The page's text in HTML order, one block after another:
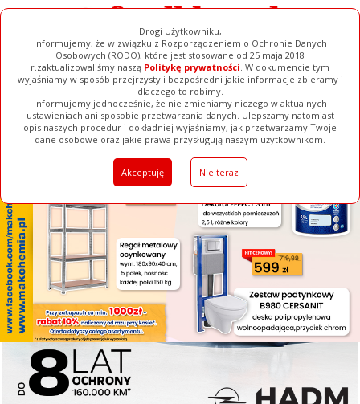
Drogi Użytkowniku,
Informujemy, że w związku z Rozporządzeniem o Ochronie Danych
Osobowych (RODO), które jest stosowane od 25 maja 2018
r.zaktualizowaliśmy naszą Politykę prywatności. W dokumencie tym
wyjaśniamy w sposób przejrzysty i bezpośredni jakie informacje zbieramy i
dlaczego to robimy.
Informujemy jednocześnie, że nie zmieniamy niczego w aktualnych
ustawieniach ani sposobie przetwarzania danych. Ulepszamy natomiast
opis naszych procedur i dokładniej wyjaśniamy, jak przetwarzamy Twoje
dane osobowe oraz jakie prawa przysługują naszym użytkownikom.
Akceptuję Nie teraz
[ ZAMKNIJ ]
Ogłoszenia Filmy Galerie Baza Firm Pełna Wersja